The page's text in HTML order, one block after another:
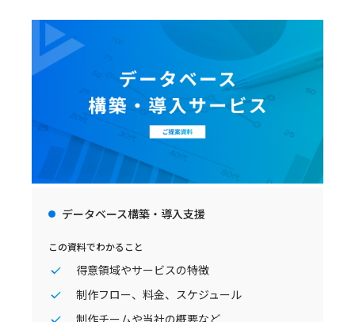
データベース構築・導入支援
この資料でわかること
得意領域やサービスの特徴
制作フロー、料金、スケジュール
制作チームや当社の概要など